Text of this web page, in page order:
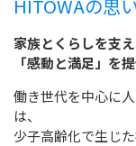
HITOWAの思
家族とくらしを支
「感動と満足」を
働き世代を中心に
は、
少子高齢化で生じ